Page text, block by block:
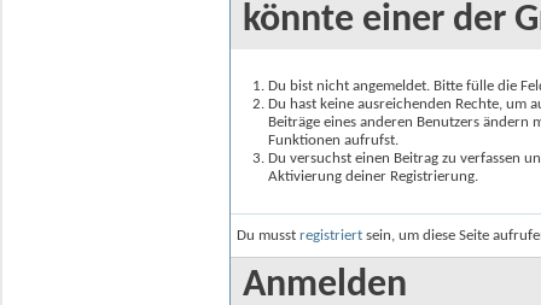
könnte einer der
Du bist nicht angemeldet. Bitte fülle die
Du hast keine ausreichenden Rechte, um
Beiträge eines anderen Benutzers
Funktionen aufrufst.
Du versuchst einen Beitrag zu verfassen
Aktivierung deiner Registrierung.
Du musst registriert sein, um diese Seite
Anmelden